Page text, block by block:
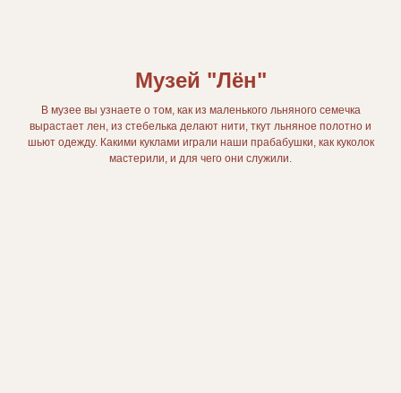
Музей "Лён"
В музее вы узнаете о том, как из маленького льняного семечка
вырастает лен, из стебелька делают нити, ткут льняное полотно и
шьют одежду. Какими куклами играли наши прабабушки, как куколок
мастерили, и для чего они служили.